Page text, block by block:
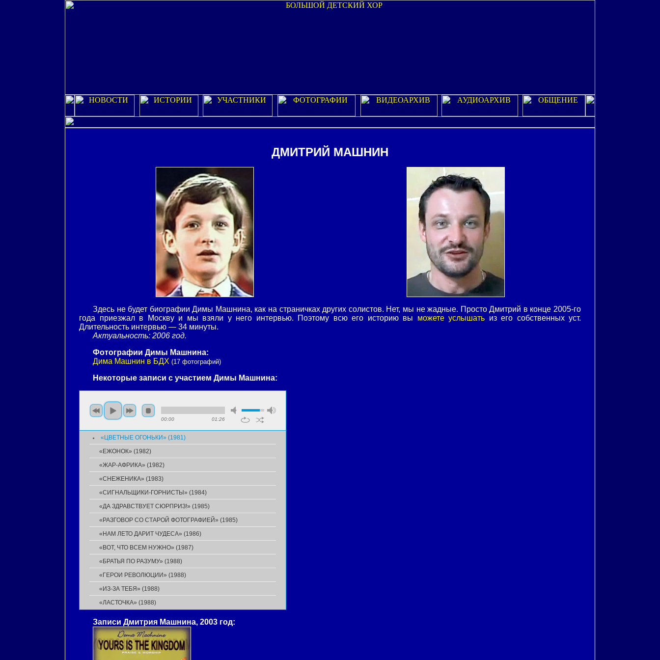
ДМИТРИЙ МАШНИН
Здесь не будет биографии Димы Машнина, как на страничках других солистов. Нет, мы не жадные. Просто Дмитрий в конце 2005-го
года приезжал в Москву и мы взяли у него интервью. Поэтому всю его историю вы можете услышать из его собственных уст.
Длительность интервью — 34 минуты.
Актуальность: 2006 год.
Фотографии Димы Машнина:
Дима Машнин в БДХ (17 фотографий)
Некоторые записи с участием Димы Машнина:
00:00 01:26
«ЦВЕТНЫЕ ОГОНЬКИ» (1981)
«ЕЖОНОК» (1982)
«ЖАР-АФРИКА» (1982)
«СНЕЖЕНИКА» (1983)
«СИГНАЛЬЩИКИ-ГОРНИСТЫ» (1984)
«ДА ЗДРАВСТВУЕТ СЮРПРИЗ!» (1985)
«РАЗГОВОР СО СТАРОЙ ФОТОГРАФИЕЙ» (1985)
«НАМ ЛЕТО ДАРИТ ЧУДЕСА» (1986)
«ВОТ, ЧТО ВСЕМ НУЖНО» (1987)
«БРАТЬЯ ПО РАЗУМУ» (1988)
«ГЕРОИ РЕВОЛЮЦИИ» (1988)
«ИЗ-ЗА ТЕБЯ» (1988)
«ЛАСТОЧКА» (1988)
Записи Дмитрия Машнина, 2003 год: